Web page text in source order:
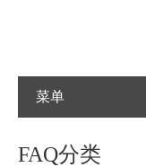
菜单
FAQ分类